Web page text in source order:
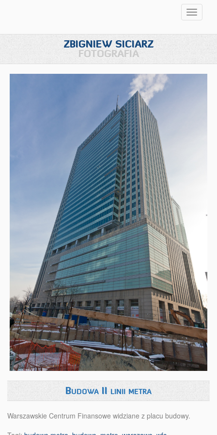
ZBIGNIEW SICIARZ
FOTOGRAFIA
Budowa II linii metra
Warszawskie Centrum Finansowe widziane z placu budowy.